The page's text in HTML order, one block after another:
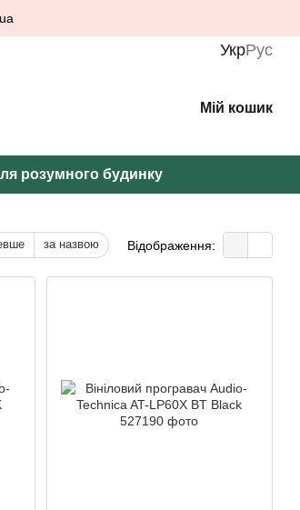
УкрРус
Мій кошик
розумного будинку
за назвою Відображення: